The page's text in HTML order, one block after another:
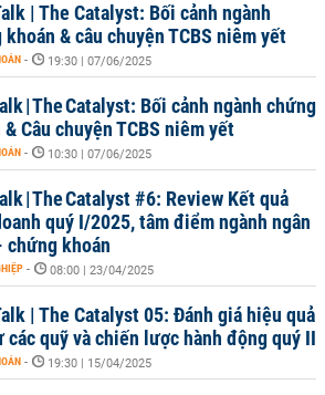
| The Catalyst: Bối cảnh ngành
khoán & câu chuyện TCBS niêm yết
- 19:30 | 07/06/2025
| The Catalyst: Bối cảnh ngành chứng
& Câu chuyện TCBS niêm yết
- 10:30 | 07/06/2025
| The Catalyst #6: Review Kết quả
quý I/2025, tâm điểm ngành ngân
chứng khoán
- 08:00 | 23/04/2025
| The Catalyst 05: Đánh giá hiệu quả
các quỹ và chiến lược hành động quý II
- 19:30 | 15/04/2025